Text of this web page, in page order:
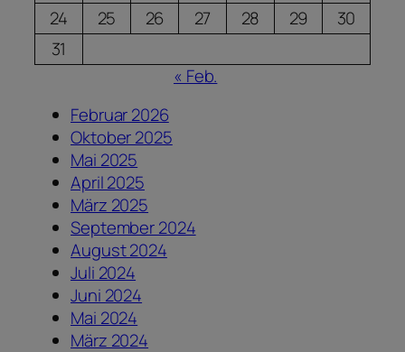
24
25 26 27 28 29
30
31
« Feb.
Februar 2026
Oktober 2025
Mai 2025
April 2025
März 2025
September 2024
August 2024
Juli 2024
Juni 2024
Mai 2024
März 2024